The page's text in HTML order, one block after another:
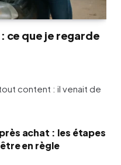
ce que je regarde
tout content : il venait de
achat : les étapes
en règle